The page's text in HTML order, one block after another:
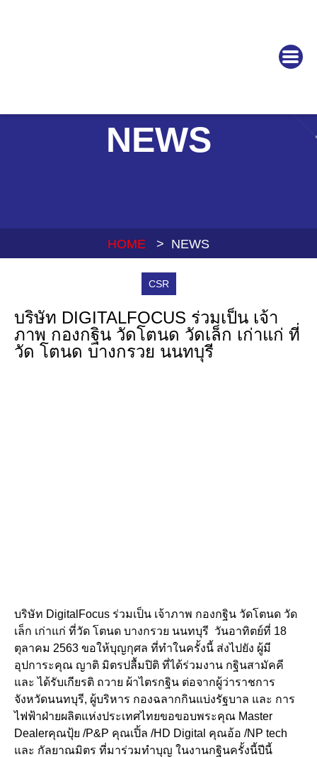
NEWS
HOME > NEWS
CSR
บริษัท DIGITAL​FOCUS​ ร่วมเป็น เจ้า
ภาพ กองกฐิน วัดโตนด วัดเล็ก เก่าแก่ ที่
วัด โตนด​ บางกรวย นนทบุรี
บริษัท Digital​Focus​ ร่วมเป็น เจ้าภาพ กองกฐิน วัดโตนด วัด
เล็ก เก่าแก่ ที่วัด โตนด​ บางกรวย นนทบุรี​ ​ วันอาทิตย์ที่ 18
ตุลาคม 2563 ขอให้บุญ​กุศล​ ที่ทำในครั้งนี้ ส่งไปยัง ผู้มี
อุปการะคุณ​ ญาติ มิตรปลื้มปิติ​ ที่ได้ร่วมงาน กฐินสามัคคี​
และ ได้รับเกียรติ​ ถวาย ผ้าไตรกฐิน ต่อจากผู้ว่าราชการ​
จังหวัด​นนทบุรี​, ผู้บริหาร​ กองฉลากกินแบ่งรัฐบาล และ การ
ไฟฟ้าฝ่ายผลิตแห่งประเทศไ​ทยขอขอบพระคุณ​ Master
Dealerคุณ​ปุ้ย /P&P คุณเปิ้ล /HD Digital คุณ​อ้อ /NP tech
และ กัลยาณมิตร​ ที่มาร่วมทำบุญ​ ในงานกฐินครั้งนี้ปีนี้